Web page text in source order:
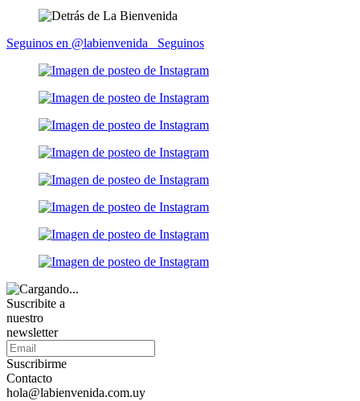
Seguinos en @labienvenida_ Seguinos
Suscribite a
nuestro
newsletter
Suscribirme
Contacto
hola@labienvenida.com.uy